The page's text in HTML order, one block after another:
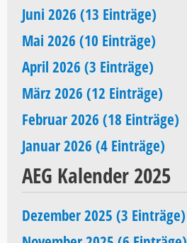
Juni 2026 (13 Einträge)
Mai 2026 (10 Einträge)
April 2026 (3 Einträge)
März 2026 (12 Einträge)
Februar 2026 (18 Einträge)
Januar 2026 (4 Einträge)
AEG Kalender 2025
Dezember 2025 (3 Einträge)